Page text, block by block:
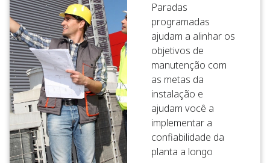
Paradas
programadas
ajudam a alinhar os
objetivos de
manutenção com
as metas da
instalação e
ajudam você a
implementar a
confiabilidade da
planta a longo